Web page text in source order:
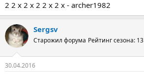
2 2 x 2 x 2 2 x 2 x - archer1982
Sergsv
Старожил форума Рейтинг сезона: 13
30.04.2016